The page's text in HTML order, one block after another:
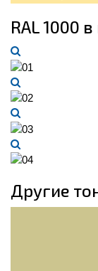
RAL 1000
Другие